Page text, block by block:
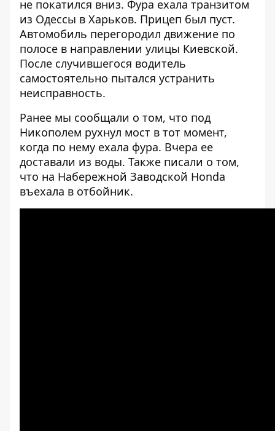
не покатился вниз. Фура ехала транзитом
из Одессы в Харьков. Прицеп был пуст.
Автомобиль перегородил движение по
полосе в направлении улицы Киевской.
После случившегося водитель
самостоятельно пытался устранить
неисправность.
Ранее мы сообщали о том, что под
Никополем рухнул мост в тот момент,
когда по нему ехала фура. Вчера ее
доставали из воды. Также писали о том,
что на Набережной Заводской Honda
въехала в отбойник.